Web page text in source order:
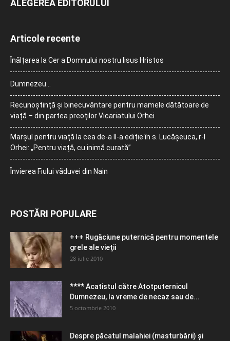
ALEGEREA EDITORULUI
Articole recente
Înălțarea la Cer a Domnului nostru Iisus Hristos
Dumnezeu…
Recunoștință și binecuvântare pentru mamele dătătoare de
viață – din partea preoților Vicariatului Orhei
Marșul pentru viață la cea de-a II-a ediție în s. Lucășeuca, r-l
Orhei: „Pentru viață, cu inimă curată”
Învierea Fiului văduvei din Nain
POSTĂRI POPULARE
+++ Rugăciune puternică pentru momentele
grele ale vieţii
28 iulie 2010
**** Acatistul către Atotputernicul
Dumnezeu, la vreme de necaz sau de...
5 octombrie 2010
Despre păcatul malahiei (masturbării) şi